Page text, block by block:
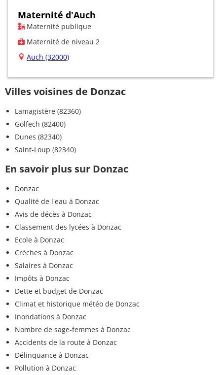
Maternité d'Auch
Maternité publique
Maternité de niveau 2
Auch (32000)
Villes voisines de Donzac
Lamagistère (82360)
Golfech (82400)
Dunes (82340)
Saint-Loup (82340)
En savoir plus sur Donzac
Donzac
Qualité de l'eau à Donzac
Avis de décès à Donzac
Classement des lycées à Donzac
Ecole à Donzac
Crèches à Donzac
Salaires à Donzac
Impôts à Donzac
Dette et budget de Donzac
Climat et historique météo de Donzac
Inondations à Donzac
Nombre de sage-femmes à Donzac
Accidents de la route à Donzac
Délinquance à Donzac
Pollution à Donzac